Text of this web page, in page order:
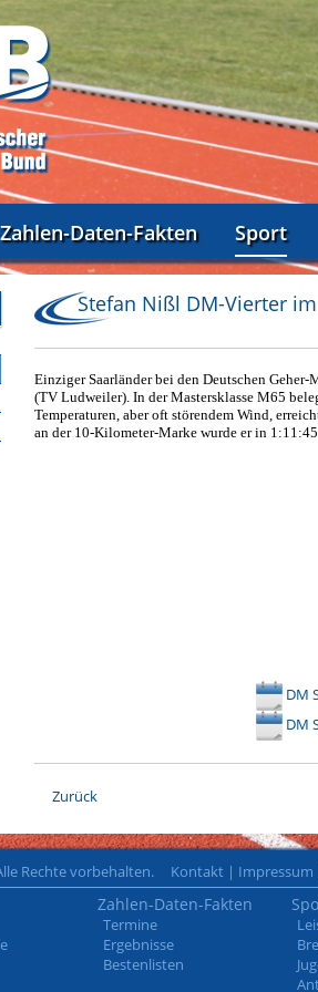
Zahlen-Daten-Fakten Sport
Stefan Nißl DM-Vierter
Einziger Saarländer bei den Deutschen
(TV Ludweiler). In der Mastersklasse M65
Temperaturen, aber oft störendem Wind,
an der 10-Kilometer-Marke wurde er in
DM
DM
Zurück
Rechte vorbehalten. Kontakt | Impressum
Zahlen-Daten-Fakten
Termine
Ergebnisse
Bestenlisten